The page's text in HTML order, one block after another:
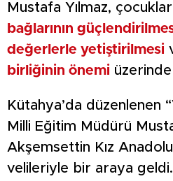
Mustafa Yılmaz,
bağlarının
değerlerle yetiştirilmesi
birliğinin önemi
Kütahya’da düzenlenen
Milli Eğitim Müdürü
Akşemsettin Kız
velileriyle bir araya